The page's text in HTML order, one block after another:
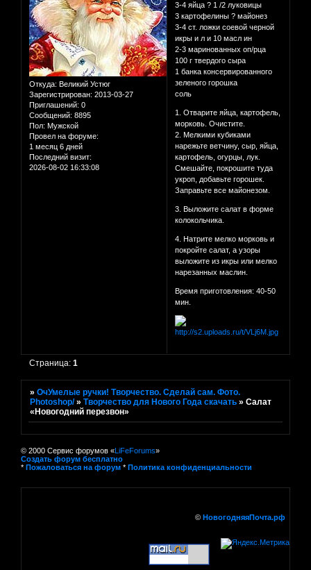
Откуда: Великий Устюг
Зарегистрирован: 2013-03-27
Приглашений: 0
Сообщений: 8895
Пол: Мужской
Провел на форуме:
1 месяц 6 дней
Последний визит:
2026-08-02 16:33:08
3-4 яйца ? 1 /2 луковицы
3 картофелины ? майонез
3-4 ст. ложки соевой черной
икры и л и 10 масл ин
2-3 маринованных оп/рца
100 г твердого сыра
1 банка консервированного
зеленого горошка
соль
1. Отварите яйца, картофель,
морковь. Очистите.
2. Мелкими кубиками
нарежьте ветчину, сыр, яйца,
картофель, огурцы, лук.
Смешайте, покрошите туда
укроп, добавьте горошек.
Заправьте все майонезом.
3. Выложите салат в форме
колокольчика.
4. Натрите мелко морковь и
покройте салат, а узоры
выложите из икры или мелко
нарезанных маслин.
Время приготовления: 40-50
мин.
Страница:1
»ОчУмелые ручки! Творчество. Сделай сам. Фото.
Photoshop/ »Творчество для Нового Года скачать »Салат
«Новогодний перезвон»
© 2000 Сервис форумов «LiFeForums»
Создать форум бесплатно
* Пожаловаться на форум * Политика конфиденциальности
© НовогодняяПочта.рф